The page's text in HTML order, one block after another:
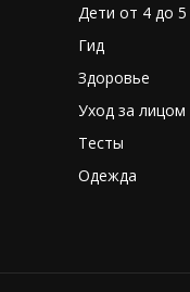
Дети от 4 до 5
Гид
Здоровье
Уход за лицом
Тесты
Одежда